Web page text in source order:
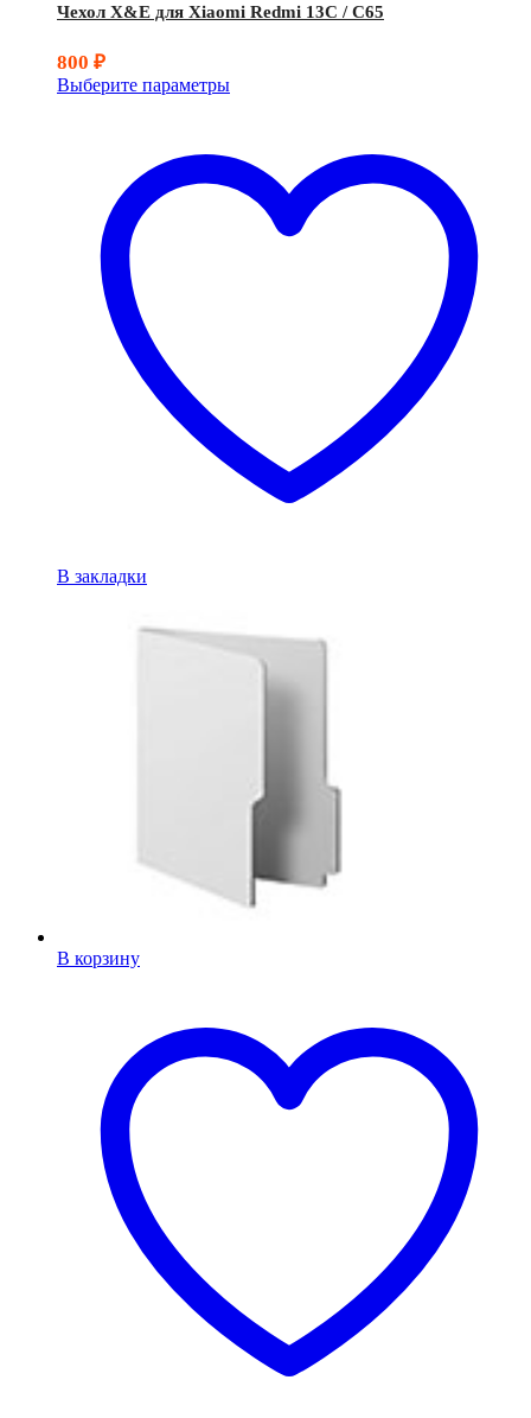
Чехол X&E для Xiaomi Redmi 13C / C65
800 ₽
Выберите параметры
В закладки
В корзину